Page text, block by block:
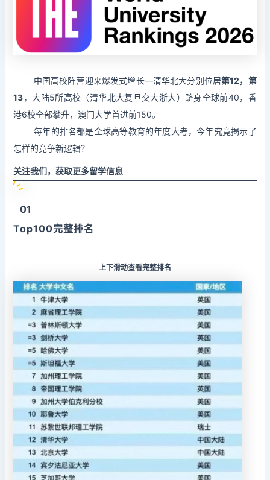
中国高校阵营迎来爆发式增长—清华北大分别位居第12，第
13，大陆5所高校（清华北大复旦交大浙大）跻身全球前40，香
港6校全部攀升，澳门大学首进前150。
每年的排名都是全球高等教育的年度大考，今年究竟揭示了
怎样的竞争新逻辑？
关注我们，获取更多留学信息
01
Top100完整排名
上下滑动查看完整排名